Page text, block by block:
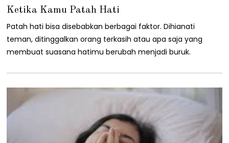
/
5
/
2
0
Ketika Kamu Patah Hati
Patah hati bisa disebabkan berbagai faktor. Dihianati
teman, ditinggalkan orang terkasih atau apa saja yang
membuat suasana hatimu berubah menjadi buruk.